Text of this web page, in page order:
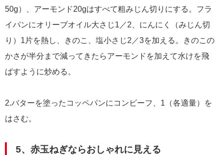
50g）、アーモンド20gはすべて粗みじん切りにする。フラ
イパンにオリーブオイル大さじ1／2、にんにく（みじん切
り）1片を熱し、きのこ、塩小さじ2／3を加える。きのこの
かさが半分まで減ってきたらアーモンドを加えて水けを飛
ばすように炒める。
2.バターを塗ったコッペパンにコンビーフ、1（各適量）を
はさむ。
5、赤玉ねぎならおしゃれに見える